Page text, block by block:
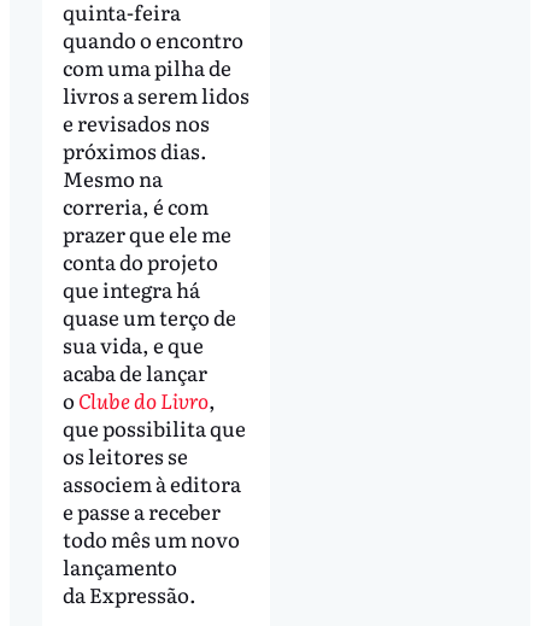
quinta-feira
quando o encontro
com uma pilha de
livros a serem lidos
e revisados nos
próximos dias.
Mesmo na
correria, é com
prazer que ele me
conta do projeto
que integra há
quase um terço de
sua vida, e que
acaba de lançar
o Clube do Livro,
que possibilita que
os leitores se
associem à editora
e passe a receber
todo mês um novo
lançamento
da Expressão.